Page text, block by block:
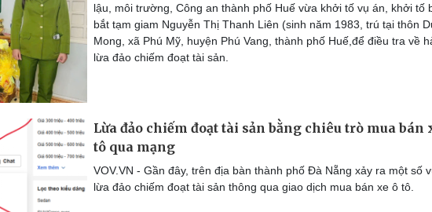
lậu, môi trường, Công an thành phố Huế vừa khởi tố vụ án, khởi tố
bắt tạm giam Nguyễn Thị Thanh Liên (sinh năm 1983, trú tại thôn
Mong, xã Phú Mỹ, huyện Phú Vang, thành phố Huế,để điều tra về
lừa đảo chiếm đoạt tài sản.
Lừa đảo chiếm đoạt tài sản bằng chiêu trò mua bán
tô qua mạng
VOV.VN - Gần đây, trên địa bàn thành phố Đà Nẵng xảy ra một số
lừa đảo chiếm đoạt tài sản thông qua giao dịch mua bán xe ô tô.